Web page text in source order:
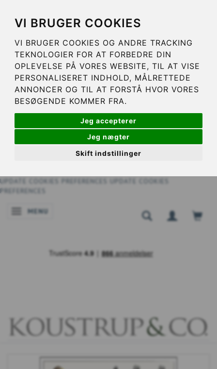
VI BRUGER COOKIES
VI BRUGER COOKIES OG ANDRE TRACKING
TEKNOLOGIER FOR AT FORBEDRE DIN
OPLEVELSE PÅ VORES WEBSITE, TIL AT VISE
PERSONALISERET INDHOLD, MÅLRETTEDE
ANNONCER OG TIL AT FORSTÅ HVOR VORES
BESØGENDE KOMMER FRA.
Jeg accepterer
Jeg nægter
Skift indstillinger
UPDATE COOKIES PREFERENCES
UPDATE COOKIES
PREFERENCES
SKIFTE NAVIGATION
MENU